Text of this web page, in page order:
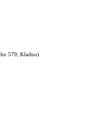
579, Kladno)